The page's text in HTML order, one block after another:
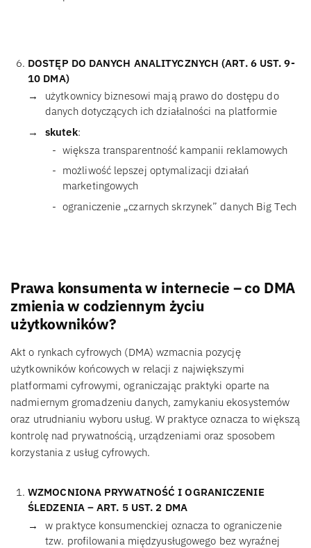
DOSTĘP DO DANYCH ANALITYCZNYCH (ART. 6 UST. 9-
10 DMA)
użytkownicy biznesowi mają prawo do dostępu do
danych dotyczących ich działalności na platformie
skutek:
większa transparentność kampanii reklamowych
możliwość lepszej optymalizacji działań
marketingowych
ograniczenie „czarnych skrzynek” danych Big Tech
Prawa konsumenta w internecie – co DMA
zmienia w codziennym życiu
użytkowników?
Akt o rynkach cyfrowych (DMA) wzmacnia pozycję
użytkowników końcowych w relacji z największymi
platformami cyfrowymi, ograniczając praktyki oparte na
nadmiernym gromadzeniu danych, zamykaniu ekosystemów
oraz utrudnianiu wyboru usług. W praktyce oznacza to większą
kontrolę nad prywatnością, urządzeniami oraz sposobem
korzystania z usług cyfrowych.
WZMOCNIONA PRYWATNOŚĆ I OGRANICZENIE
ŚLEDZENIA – ART. 5 UST. 2 DMA
w praktyce konsumenckiej oznacza to ograniczenie
tzw. profilowania międzyusługowego bez wyraźnej